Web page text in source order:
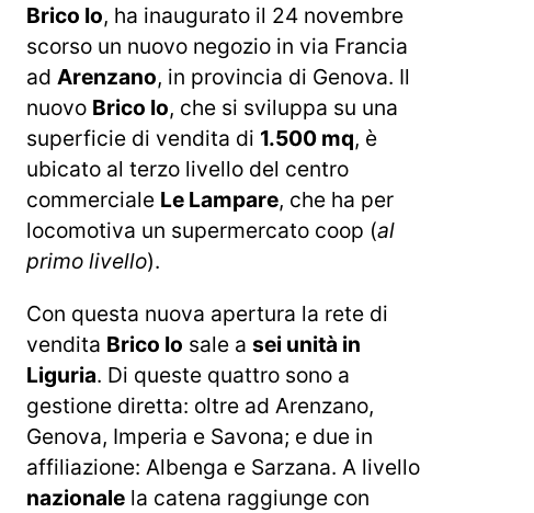
Brico Io, ha inaugurato il 24 novembre
scorso un nuovo negozio in via Francia
ad Arenzano, in provincia di Genova. Il
nuovo Brico Io, che si sviluppa su una
superficie di vendita di 1.500 mq, è
ubicato al terzo livello del centro
commerciale Le Lampare, che ha per
locomotiva un supermercato coop (al
primo livello).
Con questa nuova apertura la rete di
vendita Brico Io sale a sei unità in
Liguria. Di queste quattro sono a
gestione diretta: oltre ad Arenzano,
Genova, Imperia e Savona; e due in
affiliazione: Albenga e Sarzana. A livello
nazionale la catena raggiunge con